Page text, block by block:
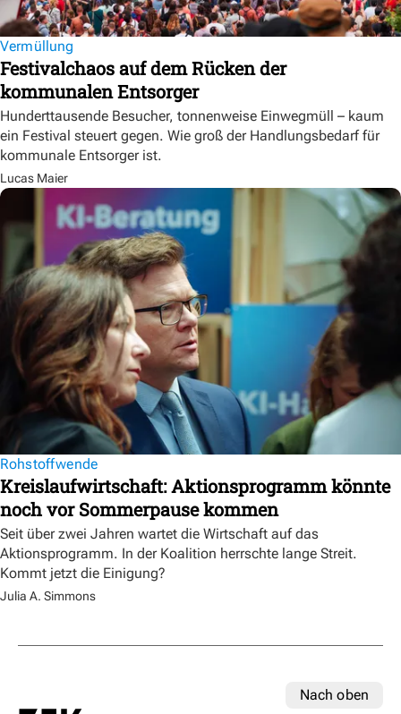
Vermüllung
Festivalchaos auf dem Rücken der
kommunalen Entsorger
Hunderttausende Besucher, tonnenweise Einwegmüll – kaum
ein Festival steuert gegen. Wie groß der Handlungsbedarf für
kommunale Entsorger ist.
Lucas Maier
Rohstoffwende
Kreislaufwirtschaft: Aktionsprogramm könnte
noch vor Sommerpause kommen
Seit über zwei Jahren wartet die Wirtschaft auf das
Aktionsprogramm. In der Koalition herrschte lange Streit.
Kommt jetzt die Einigung?
Julia A. Simmons
Nach oben